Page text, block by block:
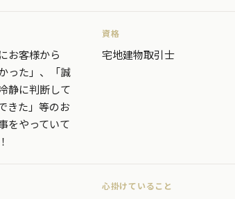
お客様から
った」、「誠
静に判断して
きた」等のお
をやっていて
資格
宅地建物取引士
心掛けていること